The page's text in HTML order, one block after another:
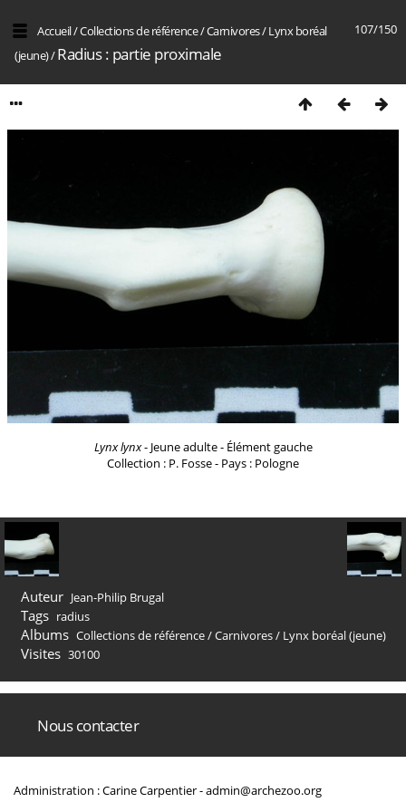
107/150
Accueil/Collections de référence/Carnivores/Lynx boréal
(jeune)/Radius : partie proximale
Lynx lynx- Jeune adulte - Élément gauche
Collection : P. Fosse - Pays : Pologne
Auteur Jean-Philip Brugal
Tags radius
Albums Collections de référence/Carnivores/ Lynx boréal (jeune)
Visites 30100
Nous contacter
Administration : Carine Carpentier -admin@archezoo.org